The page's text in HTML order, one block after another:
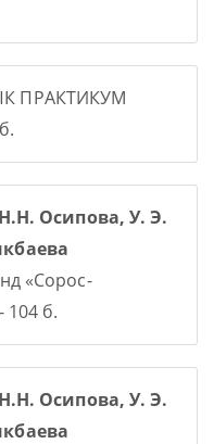
ПРАКТИКУМ
Осипова, У. Э.
«Сорос-
104 б.
Осипова, У. Э.